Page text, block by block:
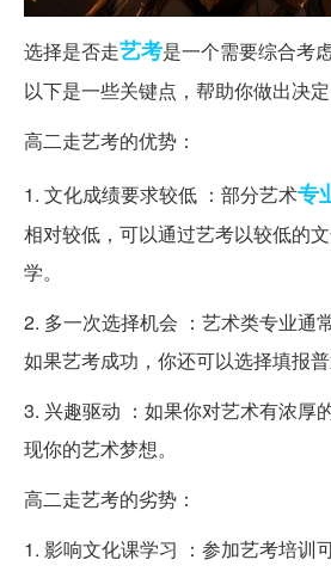
选择是否走艺考是一个需要综合考
以下是一些关键点，帮助你做出决定
高二走艺考的优势：
1. 文化成绩要求较低 ：部分艺术专
相对较低，可以通过艺考以较低的
学。
2. 多一次选择机会 ：艺术类专业通
如果艺考成功，你还可以选择填报普
3. 兴趣驱动 ：如果你对艺术有浓厚
现你的艺术梦想。
高二走艺考的劣势：
1. 影响文化课学习 ：参加艺考培训